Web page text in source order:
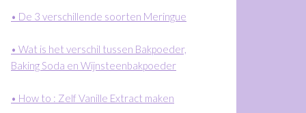
• De 3 verschillende soorten Meringue
• Wat is het verschil tussen Bakpoeder,
Baking Soda en Wijnsteenbakpoeder
• How to : Zelf Vanille Extract maken